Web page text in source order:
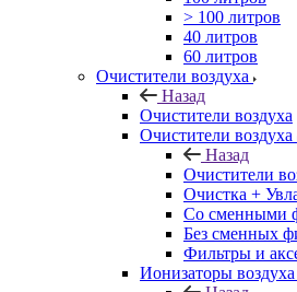
> 100 литров
40 литров
60 литров
Очистители воздуха
Назад
Очистители воздуха
Очистители воздуха
Назад
Очистители
Очистка +
Cо сменными
Без сменных
Фильтры и
Ионизаторы воздуха